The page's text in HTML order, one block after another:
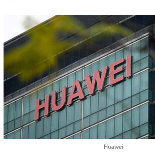
Huawei